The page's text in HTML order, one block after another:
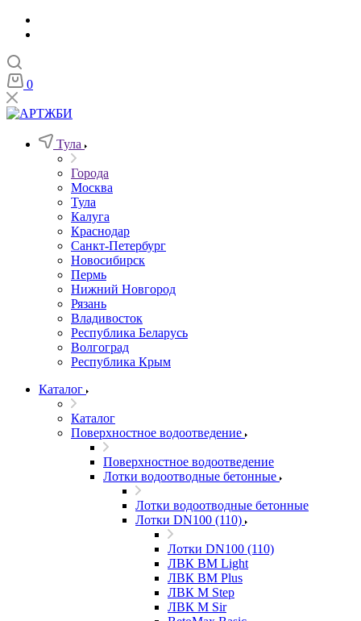
0
Тула
Города
Москва
Тула
Калуга
Краснодар
Санкт-Петербург
Новосибирск
Пермь
Нижний Новгород
Рязань
Владивосток
Республика Беларусь
Волгоград
Республика Крым
Каталог
Каталог
Поверхностное водоотведение
Поверхностное водоотведение
Лотки водоотводные бетонные
Лотки водоотводные бетонные
Лотки DN100 (110)
Лотки DN100 (110)
ЛВК ВМ Light
ЛВК ВМ Plus
ЛВК М Step
ЛВК М Sir